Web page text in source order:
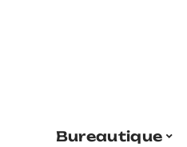
Bureautique